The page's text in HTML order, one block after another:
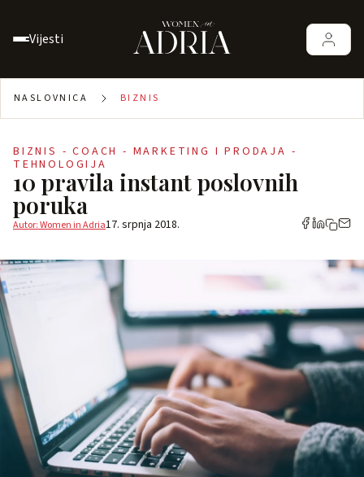
Vijesti
NASLOVNICA BIZNIS
BIZNIS - COACH - MARKETING I PRODAJA -
TEHNOLOGIJA
10 pravila instant poslovnih
poruka
Autor: Women in Adria17. srpnja 2018.